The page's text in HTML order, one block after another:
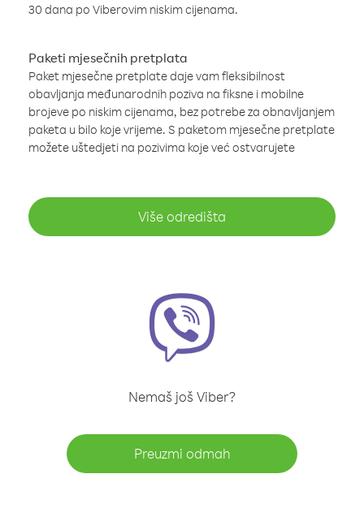
30 dana po Viberovim niskim cijenama.
Paketi mjesečnih pretplata
Paket mjesečne pretplate daje vam fleksibilnost
obavljanja međunarodnih poziva na fiksne i mobilne
brojeve po niskim cijenama, bez potrebe za obnavljanjem
paketa u bilo koje vrijeme. S paketom mjesečne pretplate
možete uštedjeti na pozivima koje već ostvarujete
Više odredišta
Nemaš još Viber?
Preuzmi odmah